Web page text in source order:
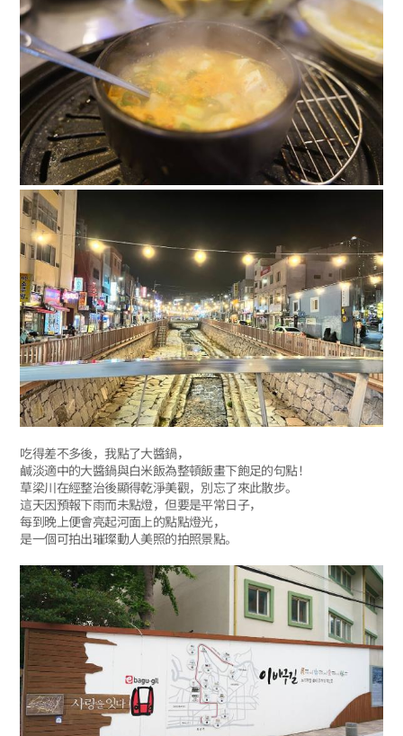
吃得差不多後，我點了大醬鍋，
鹹淡適中的大醬鍋與白米飯為整頓飯畫下飽足的句點！
草梁川在經整治後顯得乾淨美觀，別忘了來此散步。
這天因預報下雨而未點燈，但要是平常日子，
每到晚上便會亮起河面上的點點燈光，
是一個可拍出璀璨動人美照的拍照景點。